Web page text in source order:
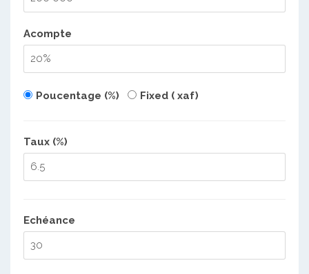
Acompte
Poucentage (%) Fixed ( xaf)
Taux (%)
Echéance